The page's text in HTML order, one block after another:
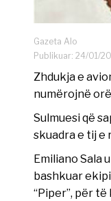
Gazeta Alo
Publikuar: 24/01/
Zhdukja e
numërojnë
Sulmuesi që
skuadra e tij e
Emiliano Sala
bashkuar
“Piper”, për